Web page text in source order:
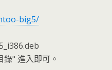
big5/
" 進入即可。